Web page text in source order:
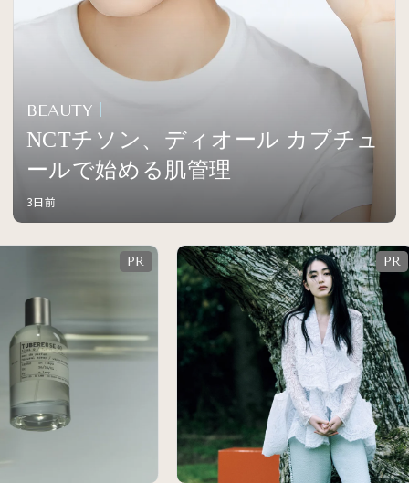
BEAUTY
NCTチソン、ディオール カプチュ
ールで始める肌管理
3日前